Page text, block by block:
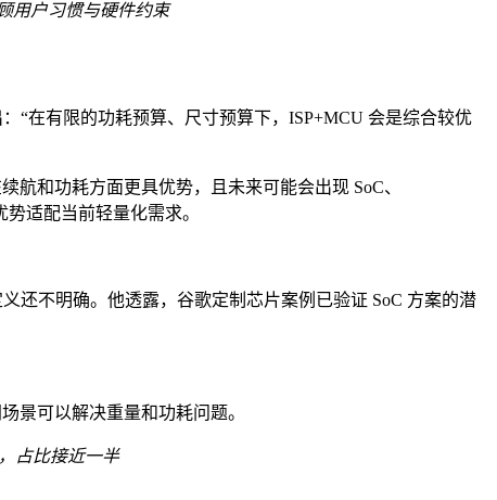
用户习惯与硬件约束
“在有限的功耗预算、尺寸预算下，ISP+MCU 会是综合较优
航和功耗方面更具优势，且未来可能会出现 SoC、
适配当前轻量化需求。
还不明确。他透露，谷歌定制芯片案例已验证 SoC 方案的潜
景可以解决重量和功耗问题。
占比接近一半